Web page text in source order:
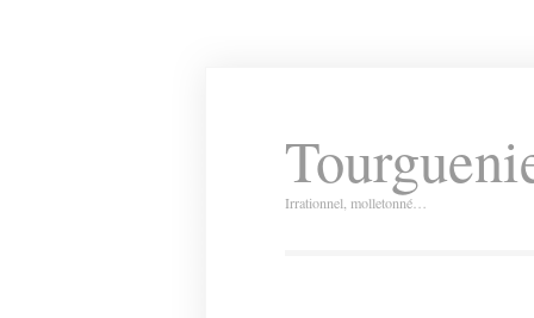
Irrationnel, molletonné…